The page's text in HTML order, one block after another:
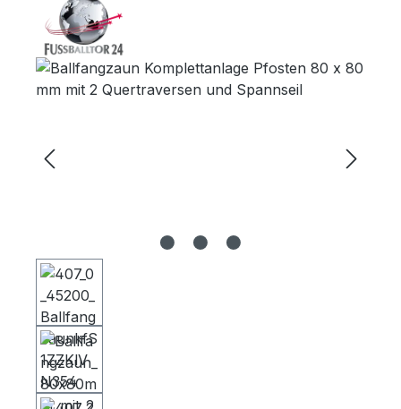
Bildergalerie überspringen